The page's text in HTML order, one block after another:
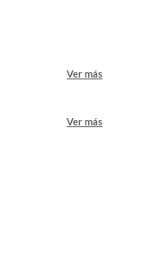
Ver más
Ver más